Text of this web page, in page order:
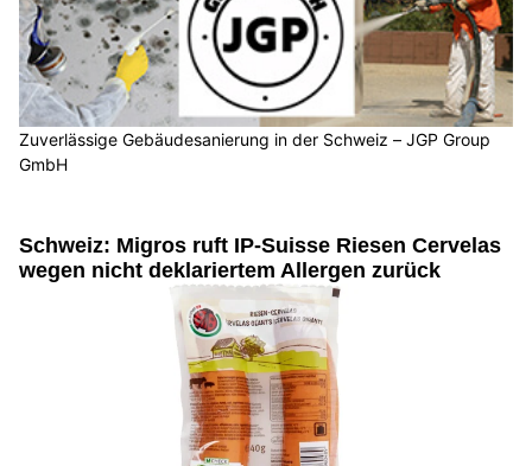
Zuverlässige Gebäudesanierung in der Schweiz – JGP Group
GmbH
Schweiz: Migros ruft IP-Suisse Riesen Cervelas
wegen nicht deklariertem Allergen zurück